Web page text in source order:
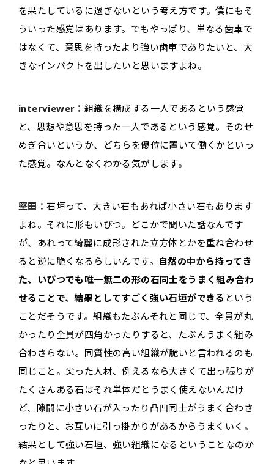
を果たしているに過ぎないという考え方です。僕にもそ
ういった感覚はあります。でもやっぱり、単なる歯車で
はなくて、意思を持ったより強い歯車でありたいと、大
きなインパクトを出したいと思いますよね。
interviewer： 組織を構成する一人であるという感覚
と、思想や意思を持った一人であるという感覚。そのせ
めぎ合いというか、どちらを優位に置いて働くかといっ
た感覚。なんとなくわかる気がします。
堅田：石垣って、大きい石もあれば小さい石もあります
よね。それに形もいびつ。どこかで聞いた話なんです
が、あれって綺麗に成形された立方体とかを重ね合わせ
ると逆に脆くなるらしいんです。 自然の中から持ってき
た、いびつでも唯一無二の形の石同士をうまく組み合わ
せることで、結果としてすごく強い石垣ができる という
ことだそうです。組織もたぶんそれと同じで、全員が丸
かったり全員が四角かったりすると、たぶんうまく組み
合わさらない。同質性の高い組織が脆いと言われるのも
同じこと。尖った人材、例えるなら大きくて出っ張りが
たくさんある石はそれ単体だとうまく使えないんだけ
ど、隙間に小さい石が入ったり凸凹同士がうまく合わさ
ったりと、お互いに引っ掛かりがあるからうまくいく。
結果として強い石垣、強い組織になるということなのか